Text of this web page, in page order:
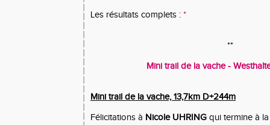
Les résultats complets : *
**
Mini trail de la vache -
Mini trail de la vache, 13,7km D+244m
Félicitations à Nicole UHRING qui termine à